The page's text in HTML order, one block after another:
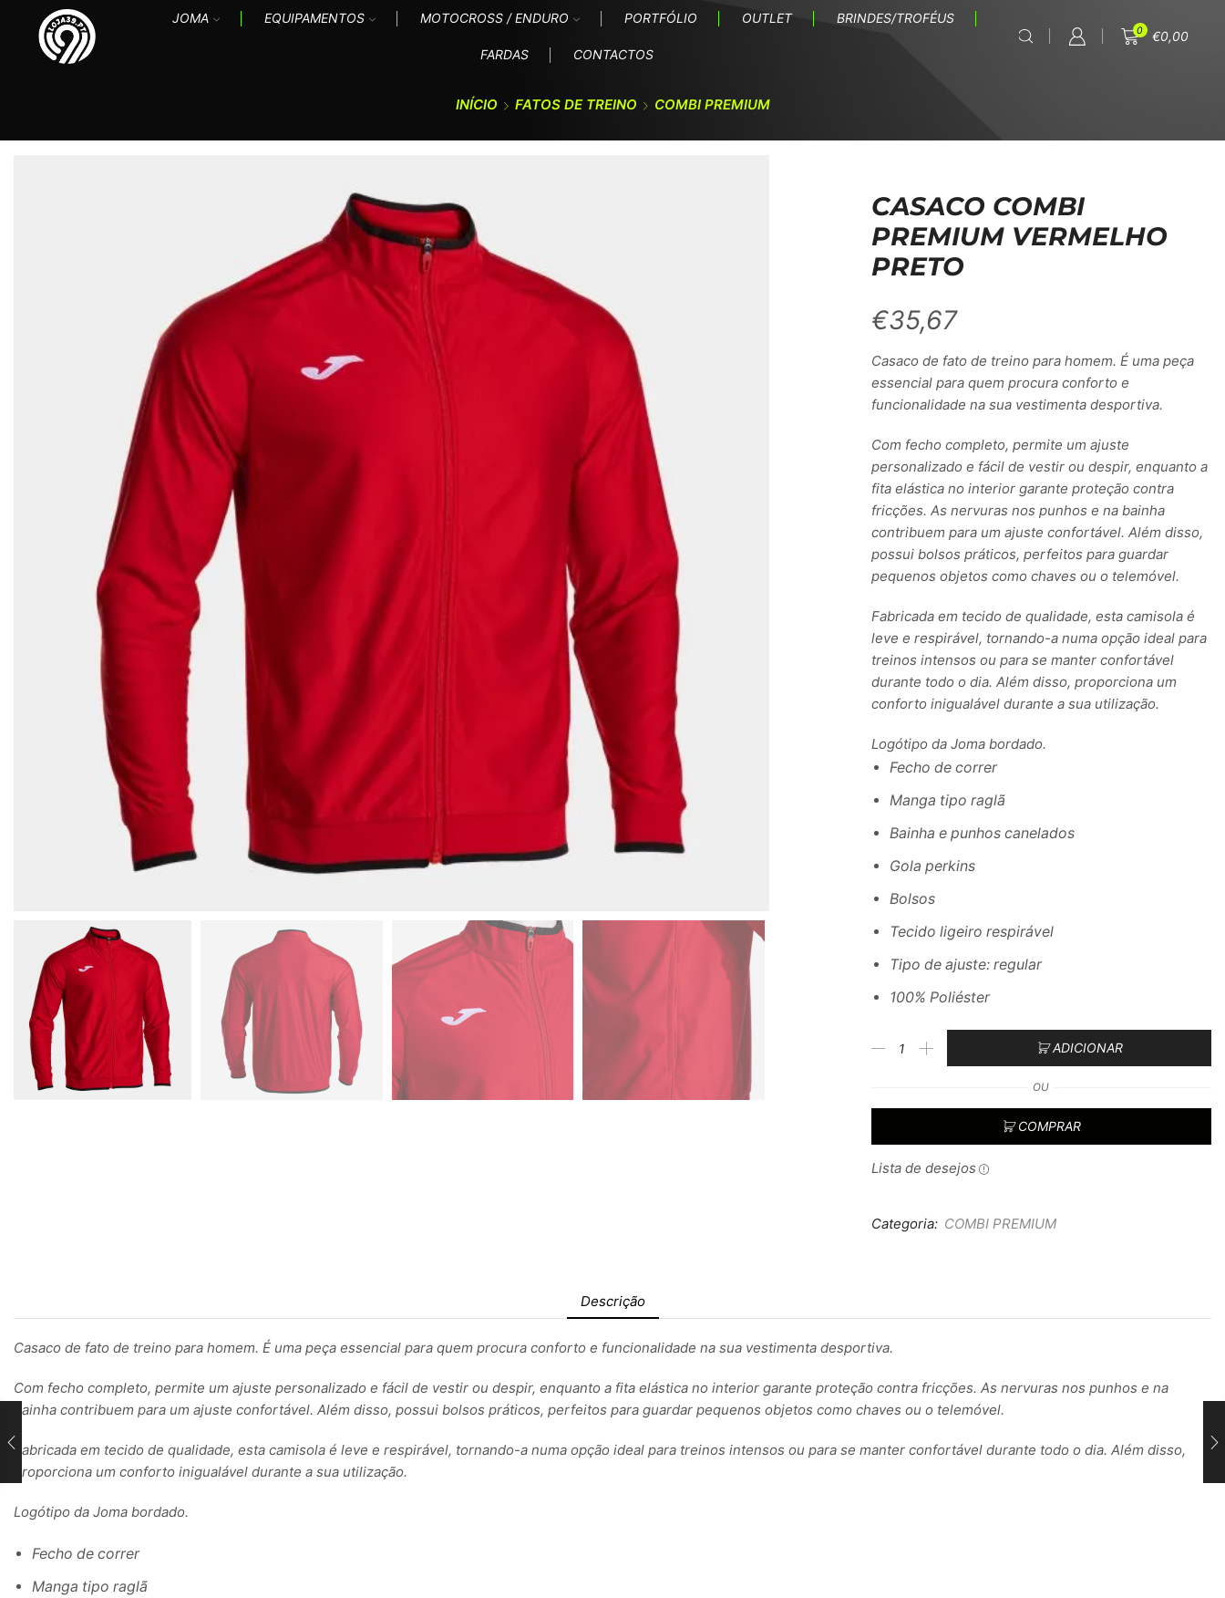
JOMA EQUIPAMENTOS MOTOCROSS / ENDURO PORTFÓLIO OUTLET BRINDES/TROFÉUS
FARDAS CONTACTOS
0 €0,00
INÍCIO FATOS DE TREINO COMBI PREMIUM
CASACO COMBI
PREMIUM VERMELHO
PRETO
€35,67
Casaco de fato de treino para homem. É uma peça
essencial para quem procura conforto e
funcionalidade na sua vestimenta desportiva.
Com fecho completo, permite um ajuste
personalizado e fácil de vestir ou despir, enquanto a
fita elástica no interior garante proteção contra
fricções. As nervuras nos punhos e na bainha
contribuem para um ajuste confortável. Além disso,
possui bolsos práticos, perfeitos para guardar
pequenos objetos como chaves ou o telemóvel.
Fabricada em tecido de qualidade, esta camisola é
leve e respirável, tornando-a numa opção ideal para
treinos intensos ou para se manter confortável
durante todo o dia. Além disso, proporciona um
conforto inigualável durante a sua utilização.
Logótipo da Joma bordado.
Fecho de correr
Manga tipo raglã
Bainha e punhos canelados
Gola perkins
Bolsos
Tecido ligeiro respirável
Tipo de ajuste: regular
100% Poliéster
ADICIONAR
OU
COMPRAR
Lista de desejos
Categoria: COMBI PREMIUM
Descrição
Casaco de fato de treino para homem. É uma peça essencial para quem procura conforto e funcionalidade na sua vestimenta desportiva.
Com fecho completo, permite um ajuste personalizado e fácil de vestir ou despir, enquanto a fita elástica no interior garante proteção contra fricções. As nervuras nos punhos e na
bainha contribuem para um ajuste confortável. Além disso, possui bolsos práticos, perfeitos para guardar pequenos objetos como chaves ou o telemóvel.
Fabricada em tecido de qualidade, esta camisola é leve e respirável, tornando-a numa opção ideal para treinos intensos ou para se manter confortável durante todo o dia. Além disso,
proporciona um conforto inigualável durante a sua utilização.
Logótipo da Joma bordado.
Fecho de correr
Manga tipo raglã